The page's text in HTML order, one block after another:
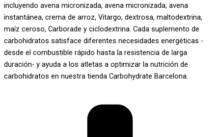
incluyendo avena micronizada, avena micronizada, avena
instantánea, crema de arroz, Vitargo, dextrosa, maltodextrina,
maíz ceroso, Carborade y ciclodextrina. Cada suplemento de
carbohidratos satisface diferentes necesidades energéticas -
desde el combustible rápido hasta la resistencia de larga
duración- y ayuda a los atletas a optimizar la nutrición de
carbohidratos en nuestra tienda Carbohydrate Barcelona.